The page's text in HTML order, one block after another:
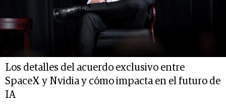
Los detalles del acuerdo exclusivo entre
SpaceX y Nvidia y cómo impacta en el futuro de
IA